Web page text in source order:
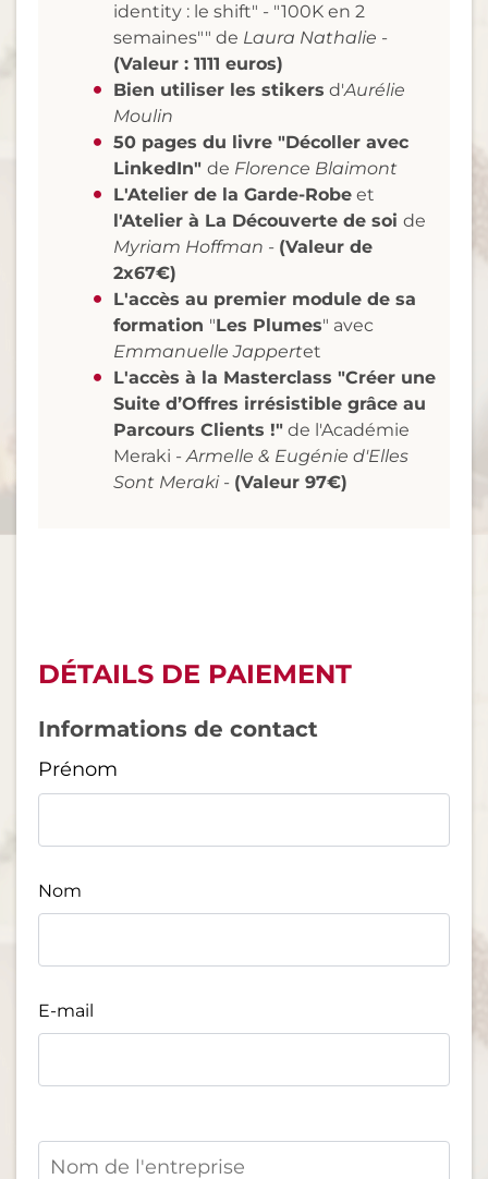
DÉTAILS DE PAIEMENT
Informations de contact
Prénom
Nom
E-mail
identity : le shift" - "100K en 2
semaines"" de Laura Nathalie -
(Valeur : 1111 euros)
Bien utiliser les stikers d'Aurélie
Moulin
50 pages du livre "Décoller avec
LinkedIn" de Florence Blaimont
L'Atelier de la Garde-Robeet
l'Atelier à La Découverte de soi de
Myriam Hoffman - (Valeur de
2x67€)
L'accès au premier module de sa
formation "Les Plumes" avec
Emmanuelle Jappertet
L'accès à la Masterclass "Créer une
Suite d’Offres irrésistible grâce au
Parcours Clients !"de l'Académie
Meraki -Armelle & Eugénie d'Elles
Sont Meraki - (Valeur 97€)